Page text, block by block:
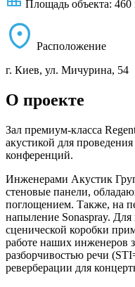
Площадь объекта: 460
Расположение
г. Киев, ул. Мичурина, 54
О проекте
Зал премиум-класса
акустикой для
конференций.
Инженерами Акустик
стеновые панели,
поглощением. Также, на
напыление Sonaspray.
сценической коробки
работе наших инженеров
разборчивостью речи
реверберации для